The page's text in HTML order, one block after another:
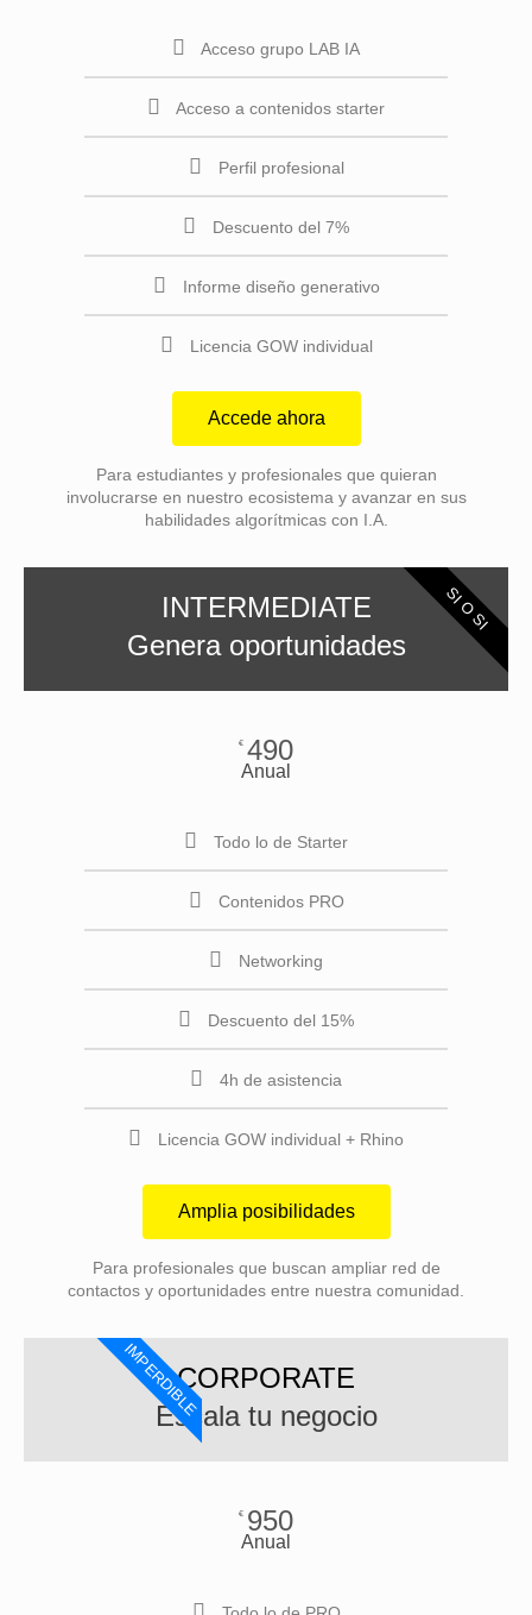
Acceso grupo LAB IA
Acceso a contenidos starter
Perfil profesional
Descuento del 7%
Informe diseño generativo
Licencia GOW individual
Accede ahora
Para estudiantes y profesionales que quieran
involucrarse en nuestro ecosistema y avanzar en sus
habilidades algorítmicas con I.A.
SI O SI
INTERMEDIATE
Genera oportunidades
€ 490
Anual
Todo lo de Starter
Contenidos PRO
Networking
Descuento del 15%
4h de asistencia
Licencia GOW individual + Rhino
Amplia posibilidades
Para profesionales que buscan ampliar red de
contactos y oportunidades entre nuestra comunidad.
IMPERDIBLECORPORATE
Escala tu negocio
€ 950
Anual